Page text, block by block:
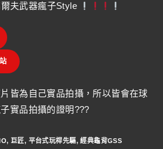
夫武器瘋子Style
皆為自己實品拍攝，所以皆會在球
實品拍攝的證明???
, 巨匠, 平台式玩桿先驅, 經典龜背GSS